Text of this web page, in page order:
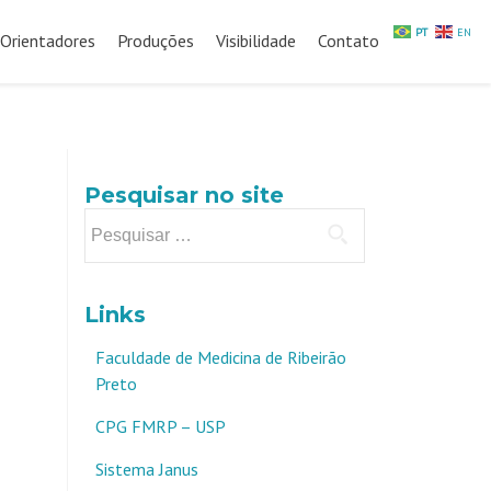
Orientadores Produções Visibilidade Contato
Pesquisar no site
por:
Links
Faculdade de Medicina de Ribeirão
Preto
CPG FMRP – USP
Sistema Janus
PT EN